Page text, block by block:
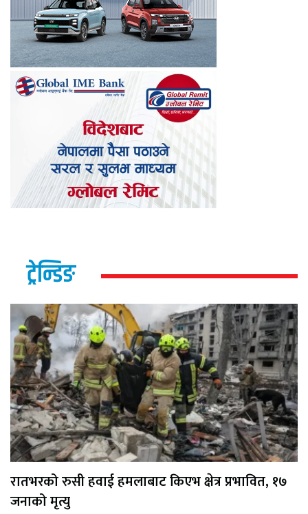
ट्रेन्डिङ
रातभरको रुसी हवाई हमलाबाट किएभ क्षेत्र प्रभावित, १७
जनाको मृत्यु